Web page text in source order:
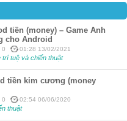
tiền (money) – Game Anh
cho Android
0 01:28 13/02/2021
trí tuệ và chiến thuật
tiền kim cương (money
0 02:54 06/06/2020
thuật